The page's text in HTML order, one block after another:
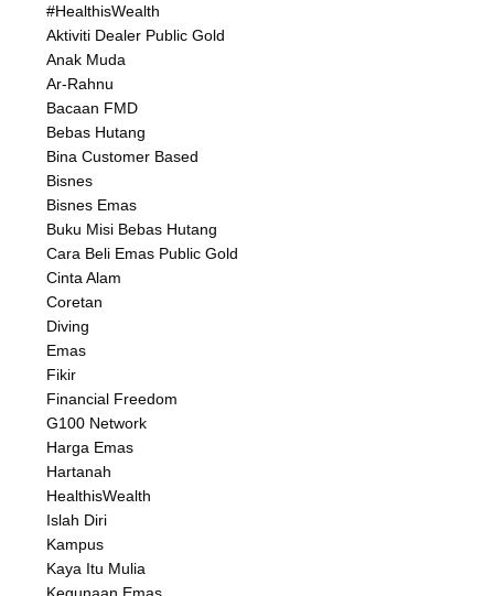
#HealthisWealth
Aktiviti Dealer Public Gold
Anak Muda
Ar-Rahnu
Bacaan FMD
Bebas Hutang
Bina Customer Based
Bisnes
Bisnes Emas
Buku Misi Bebas Hutang
Cara Beli Emas Public Gold
Cinta Alam
Coretan
Diving
Emas
Fikir
Financial Freedom
G100 Network
Harga Emas
Hartanah
HealthisWealth
Islah Diri
Kampus
Kaya Itu Mulia